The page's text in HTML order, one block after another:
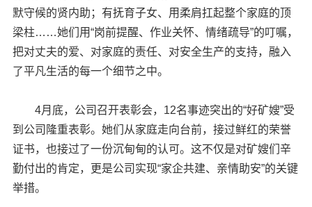
默守候的贤内助；有抚育子女、用柔肩扛起整个家庭的顶
梁柱……她们用“岗前提醒、作业关怀、情绪疏导”的叮嘱，
把对丈夫的爱、对家庭的责任、对安全生产的支持，融入
了平凡生活的每一个细节之中。
4月底，公司召开表彰会，12名事迹突出的“好矿嫂”受
到公司隆重表彰。她们从家庭走向台前，接过鲜红的荣誉
证书，也接过了一份沉甸甸的认可。这不仅是对矿嫂们辛
勤付出的肯定，更是公司实现“家企共建、亲情助安”的关键
举措。